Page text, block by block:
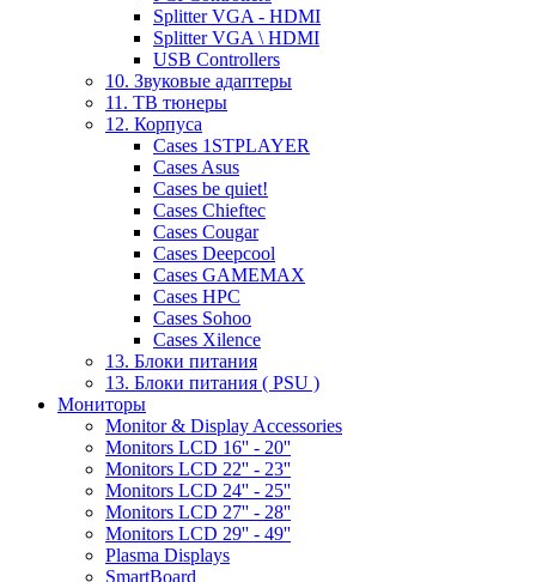
Splitter VGA - HDMI
Splitter VGA \ HDMI
USB Controllers
10. Звуковые адаптеры
11. ТВ тюнеры
12. Корпуса
Cases 1STPLAYER
Cases Asus
Cases be quiet!
Cases Chieftec
Cases Cougar
Cases Deepcool
Cases GAMEMAX
Cases HPC
Cases Sohoo
Cases Xilence
13. Блоки питания
13. Блоки питания ( PSU )
Мониторы
Monitor & Display Accessories
Monitors LCD 16'' - 20''
Monitors LCD 22'' - 23''
Monitors LCD 24'' - 25''
Monitors LCD 27'' - 28''
Monitors LCD 29'' - 49''
Plasma Displays
SmartBoard